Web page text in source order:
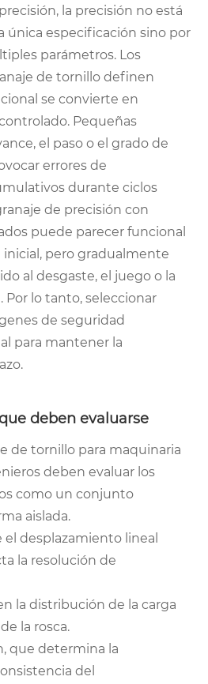
la precisión no está
única especificación sino por
parámetros. Los
de tornillo definen
se convierte en
Pequeñas
el paso o el grado de
errores de
durante ciclos
de precisión con
puede parecer funcional
pero gradualmente
al desgaste, el juego o la
Por lo tanto, seleccionar
de seguridad
para mantener la
deben evaluarse
de tornillo para maquinaria
deben evaluar los
como un conjunto
aislada.
desplazamiento lineal
la resolución de
la distribución de la carga
la rosca.
que determina la
del